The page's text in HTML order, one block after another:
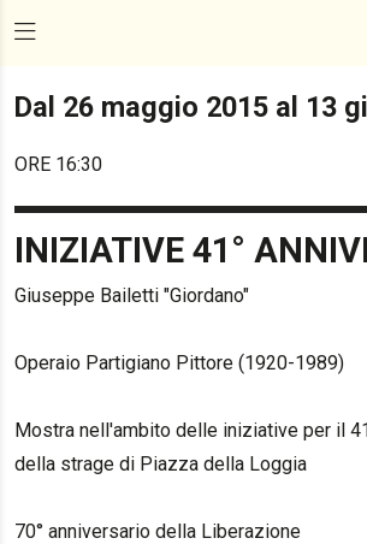
Dal 26 maggio 2015 al 13
ORE 16:30
INIZIATIVE 41°
Giuseppe Bailetti "Giordano"
Operaio Partigiano Pittore (1920-1989)
Mostra nell'ambito delle iniziative per il
della strage di Piazza della Loggia
70° anniversario della Liberazione